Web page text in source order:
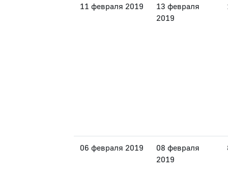
11 февраля 2019
13 февраля
2019
06 февраля 2019
08 февраля
2019